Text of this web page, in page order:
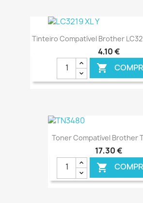
Tinteiro Compatível Brother
4,10 €

Toner Compatível Brother
17,30 €
